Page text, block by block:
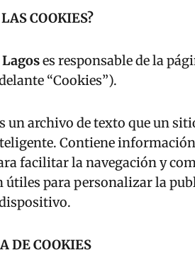
COOKIES?
es responsable de la
“Cookies”).
un archivo de texto que un
Contiene
facilitar la navegación y
útiles para personalizar la
DE COOKIES